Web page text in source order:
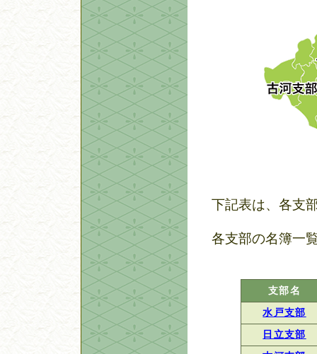
下記表は、各支
各支部の名簿一
支部名
水戸支部
日立支部